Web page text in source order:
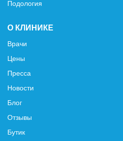
Подология
О КЛИНИКЕ
Врачи
Цены
Пресса
Новости
Блог
Отзывы
Бутик